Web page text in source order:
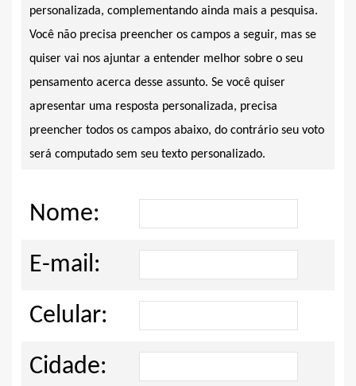
personalizada, complementando ainda mais a pesquisa.
Você não precisa preencher os campos a seguir, mas se
quiser vai nos ajuntar a entender melhor sobre o seu
pensamento acerca desse assunto. Se você quiser
apresentar uma resposta personalizada, precisa
preencher todos os campos abaixo, do contrário seu voto
será computado sem seu texto personalizado.
Nome:
E-mail:
Celular:
Cidade: